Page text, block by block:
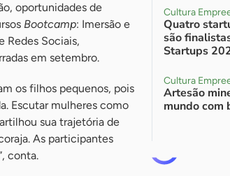
oportunidades de
Bootcamp: Imersão e
Redes Sociais,
em setembro.
os filhos pequenos, pois
Escutar mulheres como
sua trajetória de
As participantes
conta.
Cultura
Quatro
são
Startups
Cultura
Artesão
mundo com